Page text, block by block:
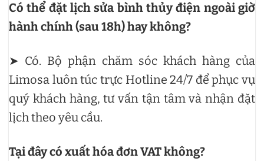
Có thể đặt lịch sửa bình thủy điện ngoài giờ
hành chính (sau 18h) hay không?
➤ Có. Bộ phận chăm sóc khách hàng của
Limosa luôn túc trực Hotline 24/7 để phục vụ
quý khách hàng, tư vấn tận tâm và nhận đặt
lịch theo yêu cầu.
Tại đây có xuất hóa đơn VAT không?